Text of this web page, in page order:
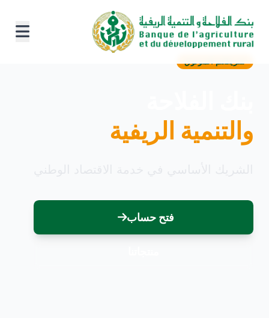
والتنمية الريفية
فتح حساب